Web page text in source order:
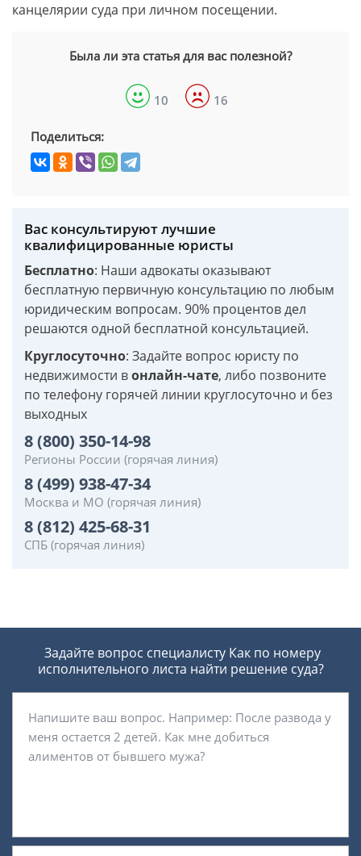
канцелярии суда при личном посещении.
Была ли эта статья для вас полезной?
10 16
Поделиться:
Вас консультируют лучшие
квалифицированные юристы
Бесплатно: Наши адвокаты оказывают
бесплатную первичную консультацию по любым
юридическим вопросам. 90% процентов дел
решаются одной бесплатной консультацией.
Круглосуточно: Задайте вопрос юристу по
недвижимости вонлайн-чате, либо позвоните
по телефону горячей линии круглосуточно и без
выходных
8 (800) 350-14-98
Регионы России (горячая линия)
8 (499) 938-47-34
Москва и МО (горячая линия)
8 (812) 425-68-31
СПБ (горячая линия)
Задайте вопрос специалисту Как по номеру
исполнительного листа найти решение суда?